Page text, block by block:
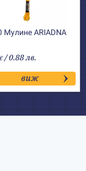
Мулине АRIADNA
€ / 0.88 лв.
виж